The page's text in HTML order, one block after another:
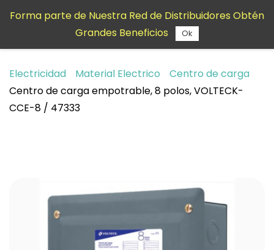
contenido
Electricidad Material Electrico
Centro de carga
Centro de carga empotrable, 8 polos, VOLTECK-
CCE-8 / 47333
Forma parte de Nuestra Red de Distribuidores Obtén
Grandes Beneficios
Ok